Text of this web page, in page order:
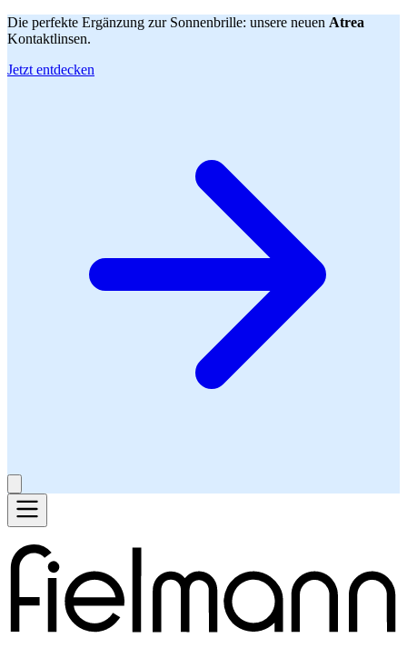
Die perfekte Ergänzung zur Sonnenbrille: unsere neuen Atrea
Kontaktlinsen.
Jetzt entdecken